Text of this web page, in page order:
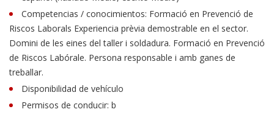
Competencias / conocimientos: Formació en Prevenció de
Riscos Laborals Experiencia prèvia demostrable en el sector.
Domini de les eines del taller i soldadura. Formació en Prevenció
de Riscos Labórale. Persona responsable i amb ganes de
treballar.
Disponibilidad de vehículo
Permisos de conducir: b